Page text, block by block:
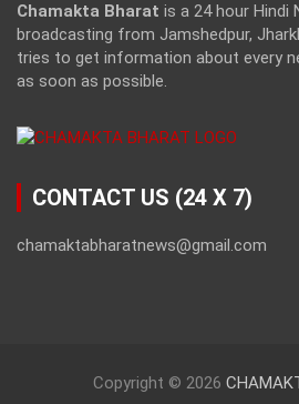
Chamakta Bharat is a 24 hour Hindi
broadcasting from Jamshedpur,
tries to get information about every
as soon as possible.
CONTACT US (24 X 7)
chamaktabharatnews@gmail.com
Copyright © 2026